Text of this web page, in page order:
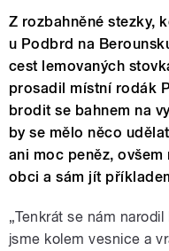
Z rozbahněné stezky,
u Podbrd na
cest lemovaných
prosadil místní rodák
brodit se bahnem na
by se mělo něco
ani moc peněz,
obci a sám jít
„Tenkrát se nám
jsme kolem vesnice a